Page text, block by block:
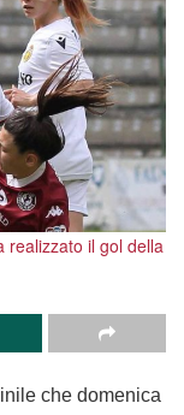
realizzato il gol della
che domenica